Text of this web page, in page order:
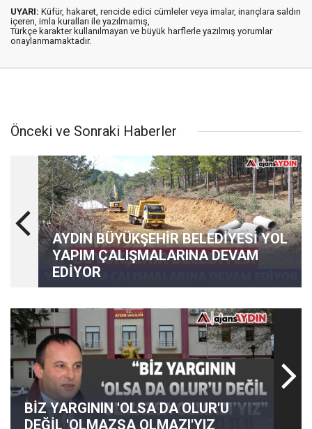
UYARI: Küfür, hakaret, rencide edici cümleler veya imalar, inançlara saldırı
içeren, imla kuralları ile yazılmamış,
Türkçe karakter kullanılmayan ve büyük harflerle yazılmış yorumlar
onaylanmamaktadır.
Önceki ve Sonraki Haberler
AYDIN BÜYÜKŞEHİR BELEDİYESİ YOL
YAPIM ÇALIŞMALARINA DEVAM
EDİYOR
BİZ YARGININ 'OLSA DA OLUR'U
DEĞİL 'OLMAZSA OLMAZI'YIZ